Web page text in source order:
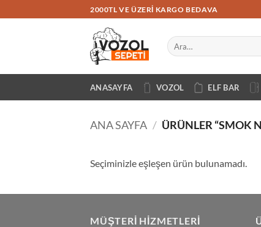
atla
2000TL VE ÜZERI KARGO BEDAVA
Ara:
ANASAYFA VOZOL ELF BAR
ANA SAYFA / ÜRÜNLER “SMOK
Seçiminizle eşleşen ürün bulunamadı.
MÜŞTERI HIZMETLERI